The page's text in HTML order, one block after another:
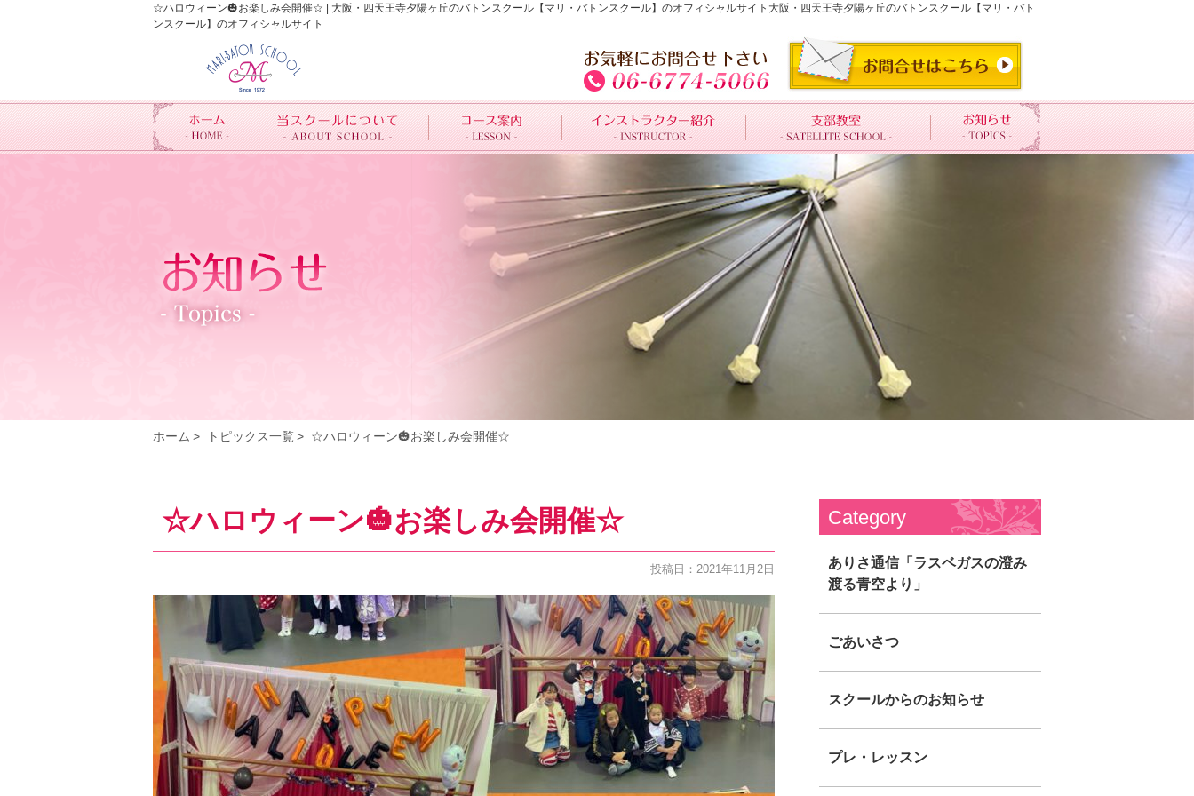
☆ハロウィーン🎃お楽しみ会開催☆ | 大阪・四天王寺夕陽ヶ丘のバトンスクール【マリ・バトンスクール】のオフィシャルサイト大阪・四天王寺夕陽ヶ丘のバトンスクール【マリ・バト
ンスクール】のオフィシャルサイト
ホーム トピックス一覧 ☆ハロウィーン🎃お楽しみ会開催☆
☆ハロウィーン🎃お楽しみ会開催☆
投稿日：2021年11月2日
Category
ありさ通信「ラスベガスの澄み
渡る青空より」
ごあいさつ
スクールからのお知らせ
プレ・レッスン